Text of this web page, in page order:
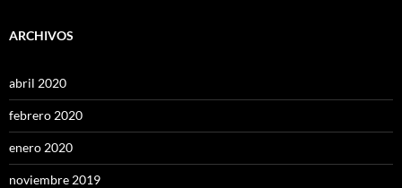
ARCHIVOS
abril 2020
febrero 2020
enero 2020
noviembre 2019